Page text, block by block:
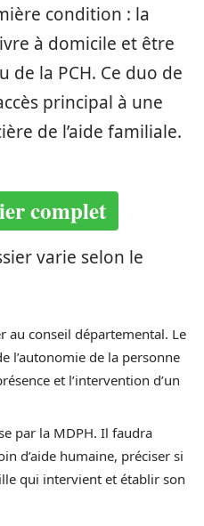
condition : la
à domicile et être
de la PCH. Ce duo de
principal à une
de l’aide familiale.
complet
varie selon le
au conseil départemental. Le
l’autonomie de la personne
et l’intervention d’un
par la MDPH. Il faudra
d’aide humaine, préciser si
qui intervient et établir son